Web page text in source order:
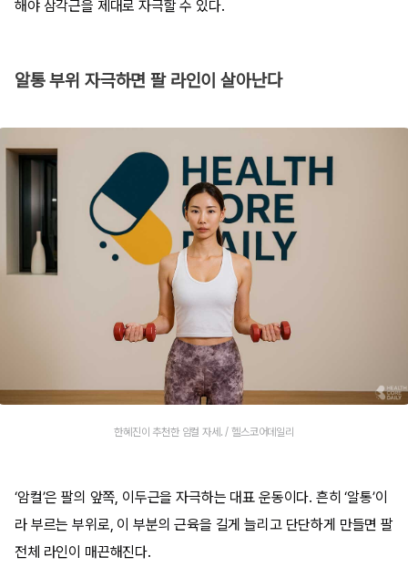
해야 삼각근을 제대로 자극할 수 있다.
알통 부위 자극하면 팔 라인이 살아난다
한혜진이 추천한 암컬 자세. / 헬스코어데일리
‘암컬’은 팔의 앞쪽, 이두근을 자극하는 대표 운동이다. 흔히 ‘알통’이
라 부르는 부위로, 이 부분의 근육을 길게 늘리고 단단하게 만들면 팔
전체 라인이 매끈해진다.